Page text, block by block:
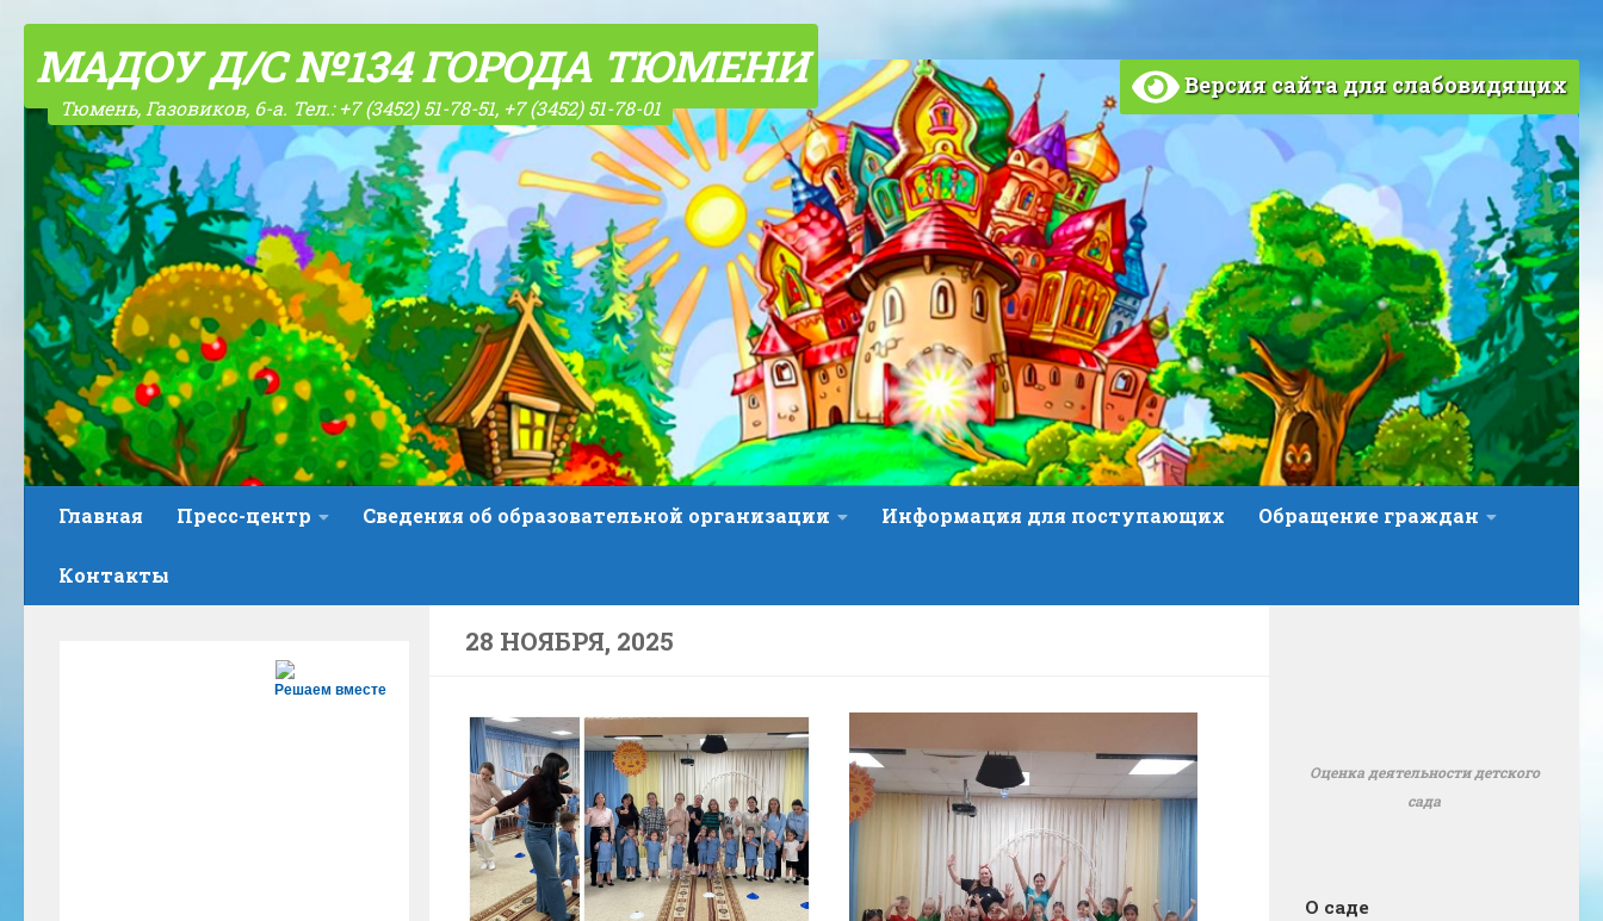
МАДОУ Д/С №134 ГОРОДА ТЮМЕНИ
Тюмень, Газовиков, 6-а. Тел.: +7 (3452) 51-78-51, +7 (3452) 51-78-01
Версия сайта для слабовидящих
Главная Пресс-центр Сведения об образовательной организации Информация для поступающих Обращение граждан
Контакты
28 НОЯБРЯ, 2025
Решаем вместе
Оценка деятельности детского
сада
О саде